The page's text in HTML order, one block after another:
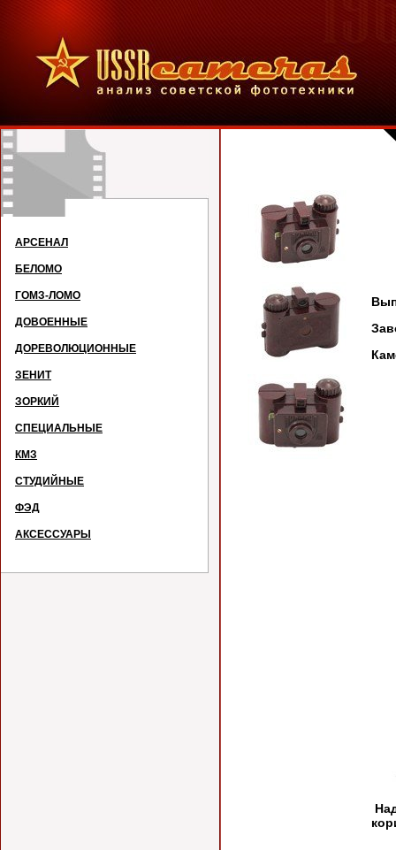
АРСЕНАЛ
БЕЛОМО
ГОМЗ-ЛОМО
ДОВОЕННЫЕ
ДОРЕВОЛЮЦИОННЫЕ
ЗЕНИТ
ЗОРКИЙ
СПЕЦИАЛЬНЫЕ
КМЗ
СТУДИЙНЫЕ
ФЭД
АКСЕССУАРЫ